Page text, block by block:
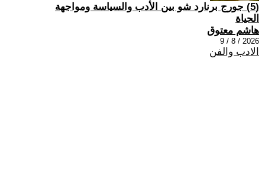
(5) جورج برنارد شو بين الأدب والسياسة ومواجهة
الحياة
هاشم معتوق
2026 / 8 / 9
الادب والفن